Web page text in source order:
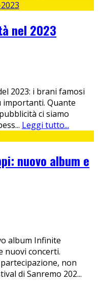
nel 2023
2023: i brani famosi
importanti. Quante
ci siamo
... Leggi tutto...
nuovo album e
album Infinite
nuovi concerti.
non
di Sanremo 202...